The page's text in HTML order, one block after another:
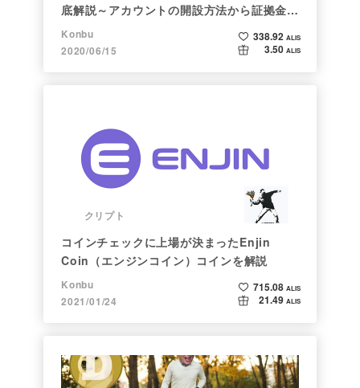
底解説～アカウントの開設方法から証拠金計
算例まで～
Konbu
2020/06/15
338.92 ALIS
3.50 ALIS
クリプト
コインチェックに上場が決まったEnjin
Coin（エンジンコイン）コインを解説
Konbu
2021/01/24
715.08 ALIS
21.49 ALIS